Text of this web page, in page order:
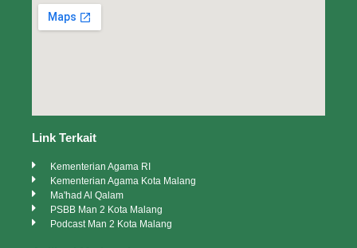
Link Terkait
Kementerian Agama RI
Kementerian Agama Kota Malang
Ma'had Al Qalam
PSBB Man 2 Kota Malang
Podcast Man 2 Kota Malang